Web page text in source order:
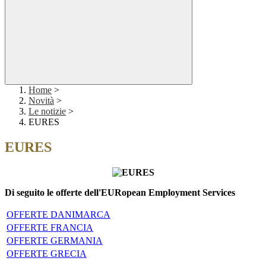
Home >
Novità >
Le notizie >
EURES
EURES
Di seguito le offerte dell'EURopean Employment Services
OFFERTE DANIMARCA
OFFERTE FRANCIA
OFFERTE GERMANIA
OFFERTE GRECIA